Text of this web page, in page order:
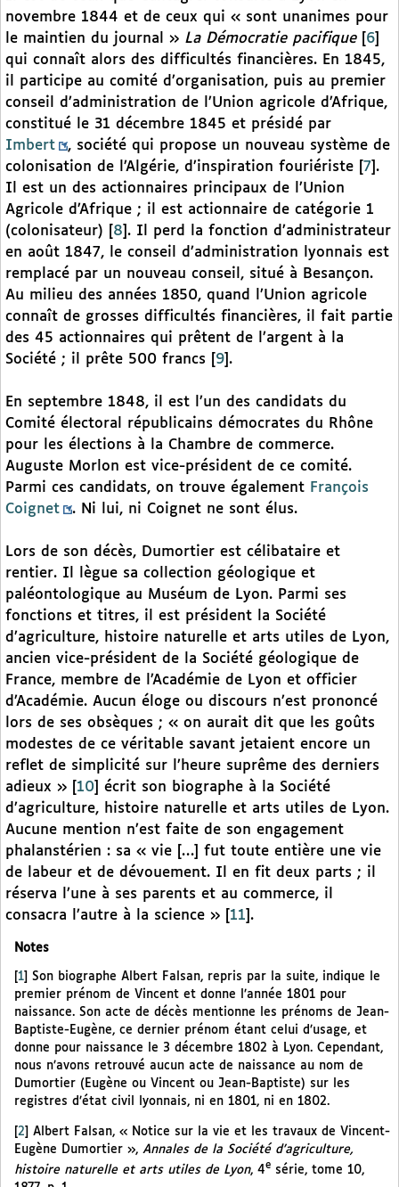
novembre 1844 et de ceux qui « sont unanimes pour
le maintien du journal » La Démocratie pacifique[ 6
qui connaît alors des difficultés financières. En 1845,
il participe au comité d’organisation, puis au premier
conseil d’administration de l’Union agricole d’Afrique,
constitué le 31 décembre 1845 et présidé par
Imbert
, société qui propose un nouveau système de
colonisation de l’Algérie, d’inspiration fouriériste
7 .
Il est un des actionnaires principaux de l’Union
Agricole d’Afrique ; il est actionnaire de catégorie 1
(colonisateur)
8 . Il perd la fonction d’administrateur
en août 1847, le conseil d’administration lyonnais est
remplacé par un nouveau conseil, situé à Besançon.
Au milieu des années 1850, quand l’Union agricole
connaît de grosses difficultés financières, il fait partie
des 45 actionnaires qui prêtent de l’argent à la
Société ; il prête 500 francs
9 .
En septembre 1848, il est l’un des candidats du
Comité électoral républicains démocrates du Rhône
pour les élections à la Chambre de commerce.
Auguste Morlon est vice-président de ce comité.
Parmi ces candidats, on trouve également François
Coignet
. Ni lui, ni Coignet ne sont élus.
Lors de son décès, Dumortier est célibataire et
rentier. Il lègue sa collection géologique et
paléontologique au Muséum de Lyon. Parmi ses
fonctions et titres, il est président la Société
d’agriculture, histoire naturelle et arts utiles de Lyon,
ancien vice-président de la Société géologique de
France, membre de l’Académie de Lyon et officier
d’Académie. Aucun éloge ou discours n’est prononcé
lors de ses obsèques ; « on aurait dit que les goûts
modestes de ce véritable savant jetaient encore un
reflet de simplicité sur l’heure suprême des derniers
adieux »
10
écrit son biographe à la Société
d’agriculture, histoire naturelle et arts utiles de Lyon.
Aucune mention n’est faite de son engagement
phalanstérien : sa « vie […] fut toute entière une vie
de labeur et de dévouement. Il en fit deux parts ; il
réserva l’une à ses parents et au commerce, il
consacra l’autre à la science »
11 .
Notes
1
Son biographe Albert Falsan, repris par la suite, indique le
premier prénom de Vincent et donne l’année 1801 pour
naissance. Son acte de décès mentionne les prénoms de Jean-
Baptiste-Eugène, ce dernier prénom étant celui d’usage, et
donne pour naissance le 3 décembre 1802 à Lyon. Cependant,
nous n’avons retrouvé aucun acte de naissance au nom de
Dumortier (Eugène ou Vincent ou Jean-Baptiste) sur les
registres d’état civil lyonnais, ni en 1801, ni en 1802.
2
Albert Falsan, « Notice sur la vie et les travaux de Vincent-
Eugène Dumortier », Annales de la Société d’agriculture,
histoire naturelle et arts utiles de Lyon, 4e série, tome 10,